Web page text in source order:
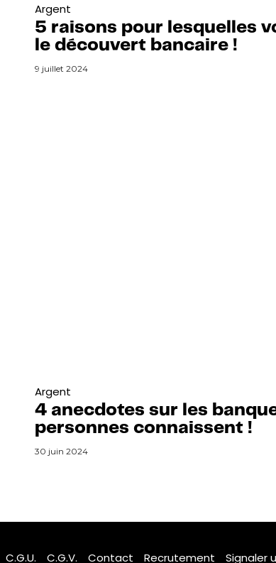
Argent
5 raisons pour lesquelles
le découvert bancaire !
9 juillet 2024
Argent
4 anecdotes sur les
personnes connaissent !
30 juin 2024
C.G.U. C.G.V. Contact Recrutement Signaler